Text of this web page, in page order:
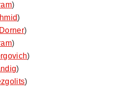
)
)
)
)
)
)
)